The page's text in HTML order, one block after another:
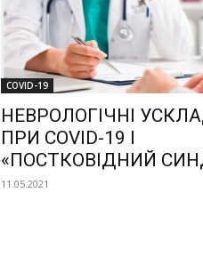
COVID-19
НЕВРОЛОГІЧНІ
ПРИ COVID-19 І
«ПОСТКОВІДНИЙ
11.05.2021